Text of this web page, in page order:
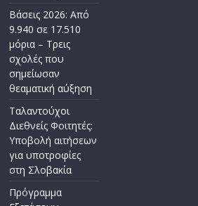
Βάσεις 2026: Από
9.940 σε 17.510
μόρια – Τρεις
σχολές που
σημείωσαν
θεαματική αύξηση
Ταλαντούχοι
Διεθνείς Φοιτητές:
Υποβολή αιτήσεων
για υποτροφίες
στη Σλοβακία
Πρόγραμμα